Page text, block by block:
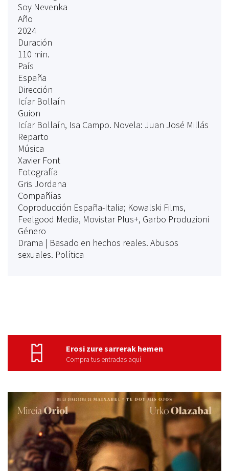
Soy Nevenka
Año
2024
Duración
110 min.
País
España
Dirección
Icíar Bollaín
Guion
Icíar Bollaín, Isa Campo. Novela: Juan José Millás
Reparto
Música
Xavier Font
Fotografía
Gris Jordana
Compañías
Coproducción España-Italia; Kowalski Films,
Feelgood Media, Movistar Plus+, Garbo Produzioni
Género
Drama | Basado en hechos reales. Abusos
sexuales. Política
Erosi zure sarrerak hemen
Compra tus entradas aquí